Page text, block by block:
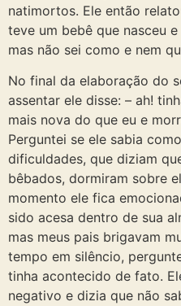
natimortos. Ele então
teve um bebê que nasceu
mas não sei como e nem
No final da elaboração do
assentar ele disse: – ah!
mais nova do que eu e
Perguntei se ele sabia
dificuldades, que diziam
bêbados, dormiram sobre
momento ele fica
sido acesa dentro de sua
mas meus pais brigavam
tempo em silêncio,
tinha acontecido de fato.
negativo e dizia que não